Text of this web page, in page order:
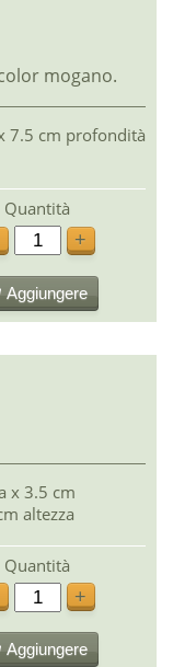
mogano.
7.5 cm profondità
Quantità
+
Aggiungere
x 3.5 cm
altezza
Quantità
+
Aggiungere